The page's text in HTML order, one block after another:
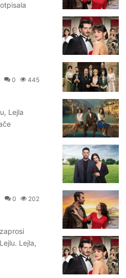
0 445
Lejla
0 202
Lejla,